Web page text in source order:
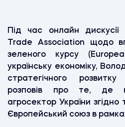
Під час онлайн дискусії
Trade Assoсiation щодо
зеленого курсу
українську економіку,
стратегічного
розповів про те, де
агросектор України згідно
Європейський союз в